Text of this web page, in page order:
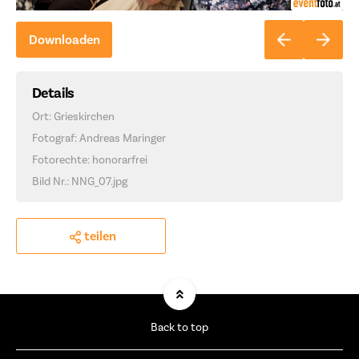
Downloaden
Details
Ort: Grieskirchen
Fotograf: Andreas Maringer
Fotorechte: honorarfrei
Bild Nr.: NNG_07.jpg
teilen
Back to top